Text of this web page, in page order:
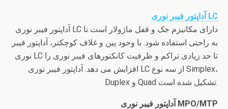
آداپتور فیبر نوری LC
آداپتور فیبر نوری LC دارای مکانیزم جک و قفل ماژولار است تا
به راحتی استفاده شود. با وجود پین و غلاف کوچکتر، آداپتور فیبر
نوری LC تا حد زیادی تراکم و ظرفیت کانکتورهای فیبر نوری را
افزایش می دهد. آداپتور فیبر نوری LC از سه نوع Simplex،
Duplex و Quad تشکیل شده است.
آداپتور فیبر نوری MPO/MTP